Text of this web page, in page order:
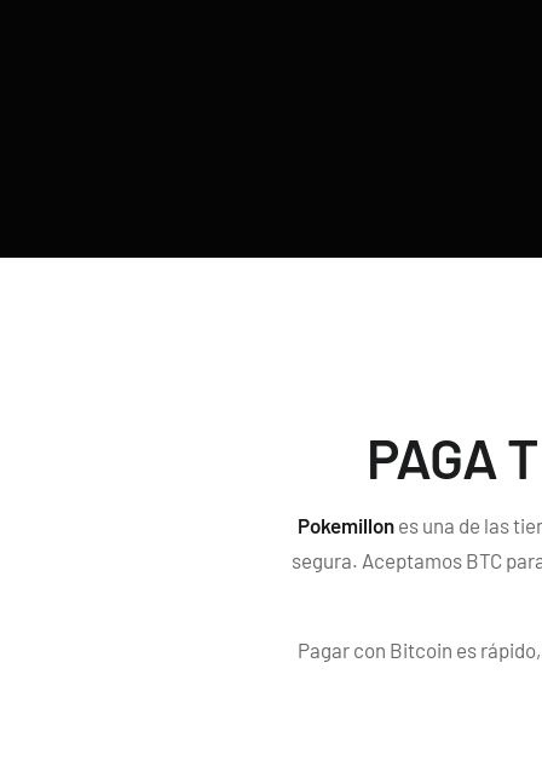
PAGA
Pokemillon es una de las
segura. Aceptamos BTC
Pagar con Bitcoin es